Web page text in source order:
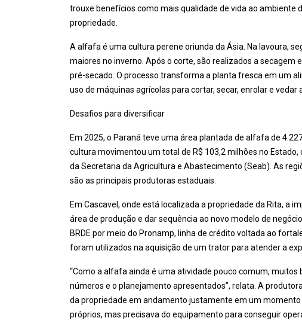
trouxe benefícios como mais qualidade de vida ao
propriedade.
A alfafa é uma cultura perene oriunda da Ásia. Na lavoura,
maiores no inverno. Após o corte, são realizados a
pré-secado. O processo transforma a planta fresca em um
uso de máquinas agrícolas para cortar, secar, enrolar e vedar
Desafios para diversificar
Em 2025, o Paraná teve uma área plantada de alfafa de
cultura movimentou um total de R$ 103,2 milhões no
da Secretaria da Agricultura e Abastecimento (Seab). As
são as principais produtoras estaduais.
Em Cascavel, onde está localizada a propriedade da Rita, a
área de produção e dar sequência ao novo modelo de
BRDE por meio do Pronamp, linha de crédito voltada ao
foram utilizados na aquisição de um trator para atender a
“Como a alfafa ainda é uma atividade pouco comum,
números e o planejamento apresentados”, relata. A
da propriedade em andamento justamente em um momento
próprios, mas precisava do equipamento para conseguir